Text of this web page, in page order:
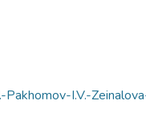
Pakhomov-I.V.-